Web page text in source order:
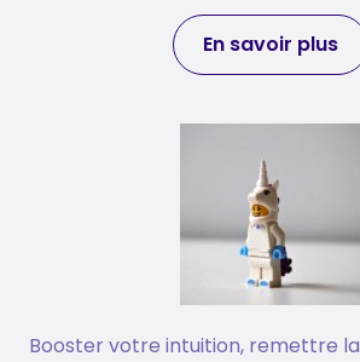
En savoir plus
Booster votre intuition, remettre